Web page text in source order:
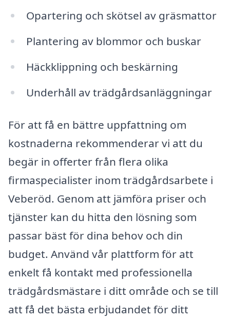
Opartering och skötsel av gräsmattor
Plantering av blommor och buskar
Häckklippning och beskärning
Underhåll av trädgårdsanläggningar
För att få en bättre uppfattning om
kostnaderna rekommenderar vi att du
begär in offerter från flera olika
firmaspecialister inom trädgårdsarbete i
Veberöd. Genom att jämföra priser och
tjänster kan du hitta den lösning som
passar bäst för dina behov och din
budget. Använd vår plattform för att
enkelt få kontakt med professionella
trädgårdsmästare i ditt område och se till
att få det bästa erbjudandet för ditt